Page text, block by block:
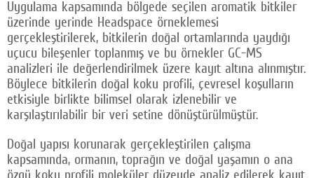
Uygulama kapsamında bölgede seçilen aromatik bitkiler
üzerinde yerinde Headspace örneklemesi
gerçekleştirilerek, bitkilerin doğal ortamlarında yaydığı
uçucu bileşenler toplanmış ve bu örnekler GC-MS
analizleri ile değerlendirilmek üzere kayıt altına alınmıştır.
Böylece bitkilerin doğal koku profili, çevresel koşulların
etkisiyle birlikte bilimsel olarak izlenebilir ve
karşılaştırılabilir bir veri setine dönüştürülmüştür.
Doğal yapısı korunarak gerçekleştirilen çalışma
kapsamında, ormanın, toprağın ve doğal yaşamın o ana
özgü koku profili moleküler düzeyde analiz edilerek kayıt